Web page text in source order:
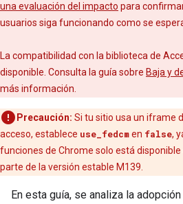
una evaluación del impacto para
usuarios siga funcionando como se
La compatibilidad con la biblioteca de
disponible. Consulta la guía sobre Baja y
más información.
Precaución: Si tu sitio usa un iframe
acceso, establece use_fedcmen false,
funciones de Chrome solo está
parte de la versión estable M139.
En esta guía, se analiza la